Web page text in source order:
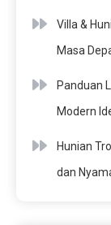
Villa &
Masa
Panduan
Modern
Hunian
dan